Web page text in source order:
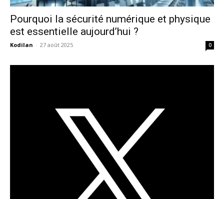
Pourquoi la sécurité numérique et physique
est essentielle aujourd’hui ?
Kodilan - 27 août 2025 0